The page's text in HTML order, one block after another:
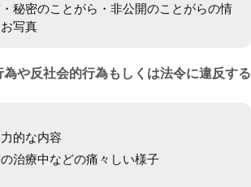
秘密のことがら・非公開のことがらの情
写真
や反社会的行為もしくは法令に違反する
的な内容
治療中などの痛々しい様子